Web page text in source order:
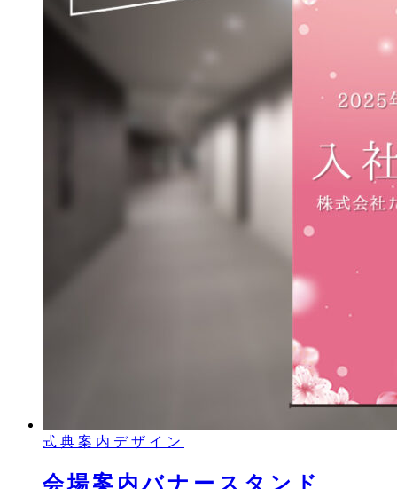
式典案内デザイン
会場案内バナースタンド